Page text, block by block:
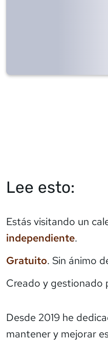
Lee esto:
Estás visitando un
independiente.
Gratuito. Sin ánimo
Creado y gestionado
Desde 2019 he
mantener y mejorar